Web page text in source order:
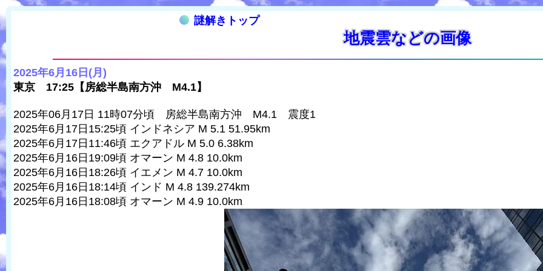
謎解きトップ
地震雲などの画像
2025年6月16日(月)
東京 17:25【房総半島南方沖 M4.1】
2025年06月17日 11時07分頃 房総半島南方沖 M4.1 震度1
2025年6月17日15:25頃 インドネシア M 5.1 51.95km
2025年6月17日11:46頃 エクアドル M 5.0 6.38km
2025年6月16日19:09頃 オマーン M 4.8 10.0km
2025年6月16日18:26頃 イエメン M 4.7 10.0km
2025年6月16日18:14頃 インド M 4.8 139.274km
2025年6月16日18:08頃 オマーン M 4.9 10.0km